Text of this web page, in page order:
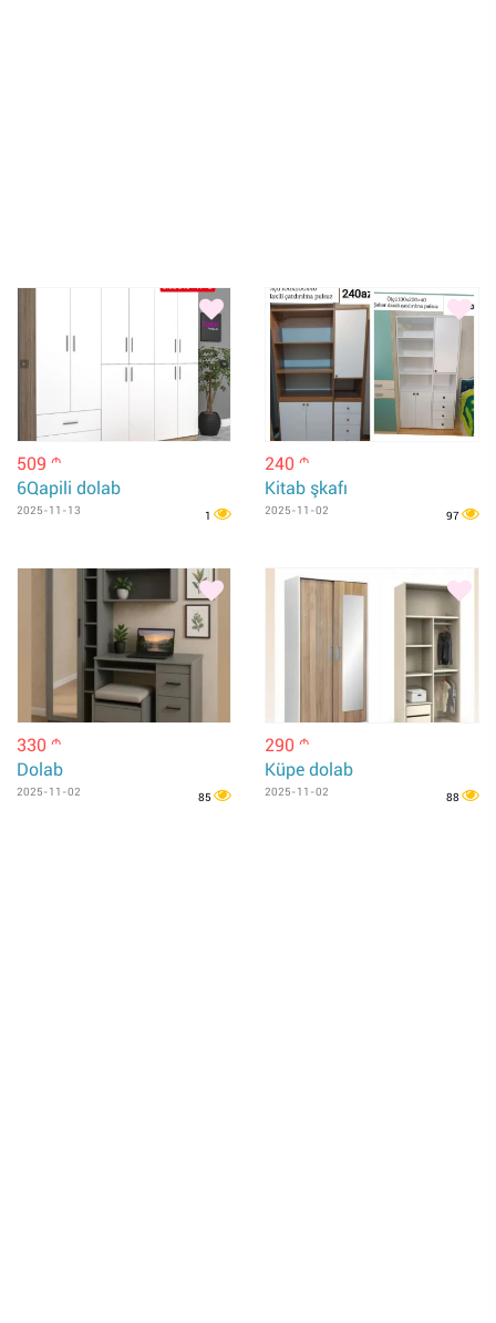
509 m
6Qapili dolab
2025-11-13 1
240 m
Kitab şkafı
2025-11-02 97
330 m
Dolab
2025-11-02 85
290 m
Küpe dolab
2025-11-02 88